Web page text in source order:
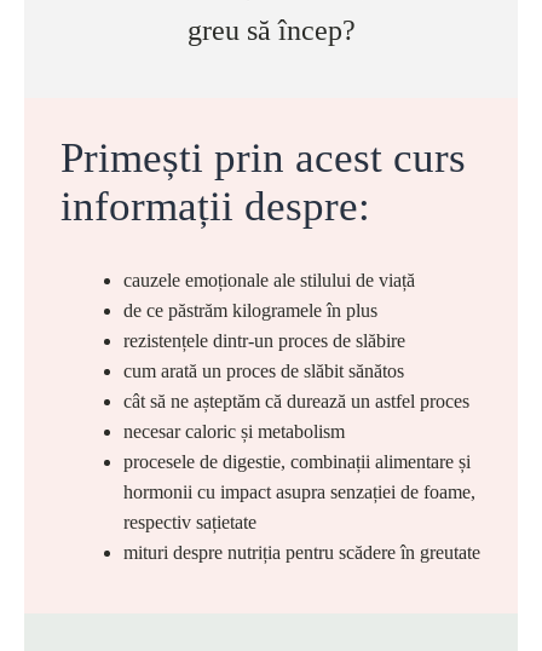
greu să încep?
Primești prin acest curs
informații despre:
cauzele emoționale ale stilului de viață
de ce păstrăm kilogramele în plus
rezistențele dintr-un proces de slăbire
cum arată un proces de slăbit sănătos
cât să ne așteptăm că durează un astfel proces
necesar caloric și metabolism
procesele de digestie, combinații alimentare și
hormonii cu impact asupra senzației de foame,
respectiv sațietate
mituri despre nutriția pentru scădere în greutate